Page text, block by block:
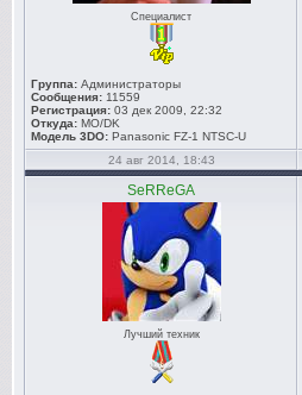
Специалист
Группа: Администраторы
Сообщения: 11559
Регистрация: 03 дек 2009, 22:32
Откуда: MO/DK
Модель 3DO: Panasonic FZ-1 NTSC-U
24 авг 2014, 18:43
SeRReGA
Лучший техник